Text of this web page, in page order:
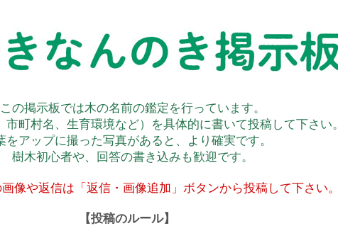
この掲示板では木の名前の鑑定を行っています。
市町村名、生育環境など）を具体的に書いて投稿して下さい。
をアップに撮った写真があると、より確実です。
樹木初心者や、回答の書き込みも歓迎です。
像や返信は「返信・画像追加」ボタンから投稿して下さい。
【投稿のルール】